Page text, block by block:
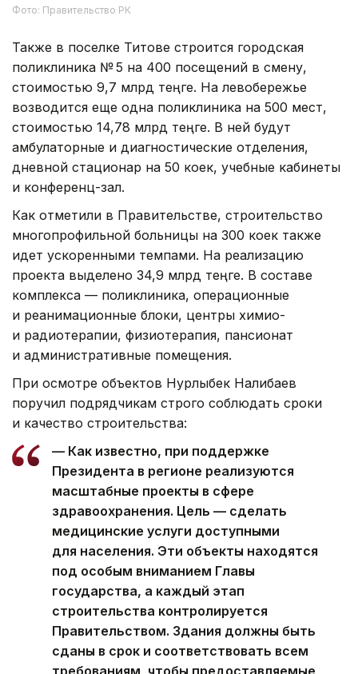
Фото: Правительство РК
Также в поселке Титове строится городская
поликлиника № 5 на 400 посещений в смену,
стоимостью 9,7 млрд теңге. На левобережье
возводится еще одна поликлиника на 500 мест,
стоимостью 14,78 млрд теңге. В ней будут
амбулаторные и диагностические отделения,
дневной стационар на 50 коек, учебные кабинеты
и конференц-зал.
Как отметили в Правительстве, строительство
многопрофильной больницы на 300 коек также
идет ускоренными темпами. На реализацию
проекта выделено 34,9 млрд теңге. В составе
комплекса — поликлиника, операционные
и реанимационные блоки, центры химио-
и радиотерапии, физиотерапия, пансионат
и административные помещения.
При осмотре объектов Нурлыбек Налибаев
поручил подрядчикам строго соблюдать сроки
и качество строительства:
— Как известно, при поддержке
Президента в регионе реализуются
масштабные проекты в сфере
здравоохранения. Цель — сделать
медицинские услуги доступными
для населения. Эти объекты находятся
под особым вниманием Главы
государства, а каждый этап
строительства контролируется
Правительством. Здания должны быть
сданы в срок и соответствовать всем
требованиям, чтобы предоставляемые